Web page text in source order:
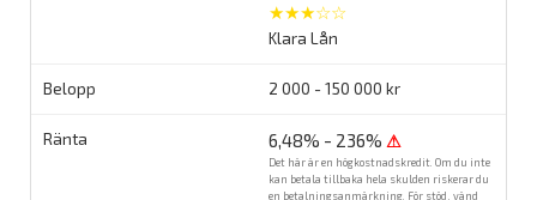
★★★☆☆
Klara Lån
2 000 - 150 000 kr
6,48% - 236% ⚠
Det här är en högkostnadskredit. Om du inte
kan betala tillbaka hela skulden riskerar du
en betalningsanmärkning. För stöd, vänd